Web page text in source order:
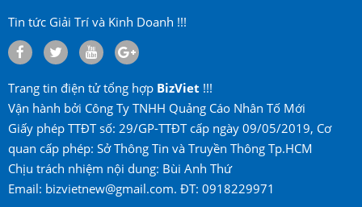
Tin tức Giải Trí và Kinh Doanh !!!
Trang tin điện tử tổng hợp BizViet !!!
Vận hành bởi Công Ty TNHH Quảng Cáo Nhân Tố Mới
Giấy phép TTĐT số: 29/GP-TTĐT cấp ngày 09/05/2019, Cơ
quan cấp phép: Sở Thông Tin và Truyền Thông Tp.HCM
Chịu trách nhiệm nội dung: Bùi Anh Thứ
Email: bizvietnew@gmail.com. ĐT: 0918229971